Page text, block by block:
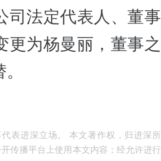
司法定代表人、董事
更为杨曼丽，董事之
表进深立场。 本文著作权，归进深所
传播平台上使用本文内容；经允许进行